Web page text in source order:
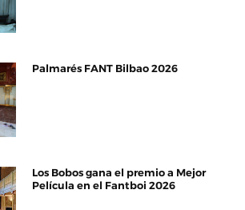
Palmarés FANT Bilbao 2026
Los Bobos gana el premio a Mejor
Película en el Fantboi 2026